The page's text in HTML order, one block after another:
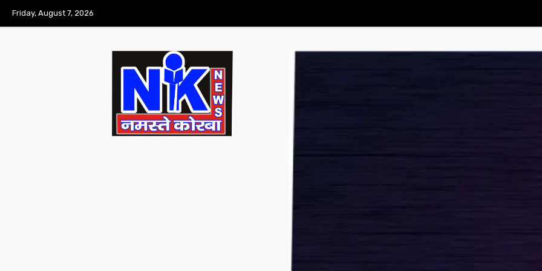
Friday, August 7, 2026